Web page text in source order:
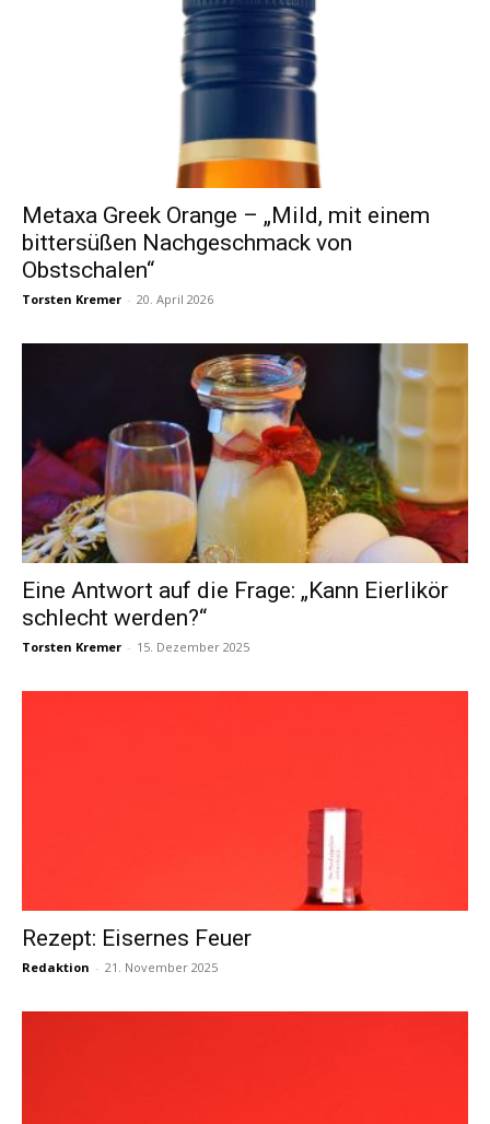
Metaxa Greek Orange – „Mild, mit einem
bittersüßen Nachgeschmack von
Obstschalen“
Torsten Kremer - 20. April 2026
Eine Antwort auf die Frage: „Kann Eierlikör
schlecht werden?“
Torsten Kremer - 15. Dezember 2025
Rezept: Eisernes Feuer
Redaktion - 21. November 2025